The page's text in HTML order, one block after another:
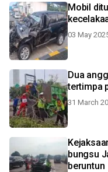
Mobil
03 May
Dua
tertimpa
31 March
bungsu
beruntun